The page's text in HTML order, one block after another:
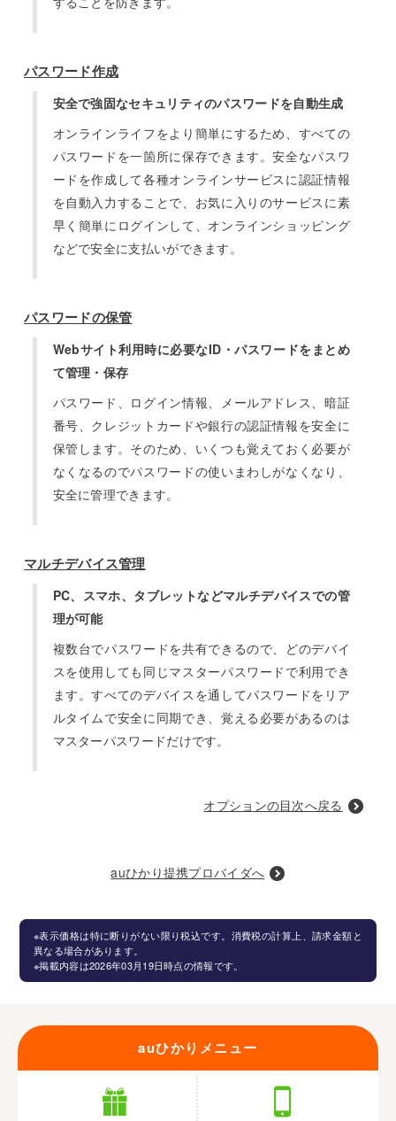
パスワード作成
安全で強固なセキュリティのパスワードを自動生成
オンラインライフをより簡単にするため、すべての
パスワードを一箇所に保存できます。安全なパスワ
ードを作成して各種オンラインサービスに認証情報
を自動入力することで、お気に入りのサービスに素
早く簡単にログインして、オンラインショッピング
などで安全に支払いができます。
パスワードの保管
Webサイト利用時に必要なID・パスワードをまとめ
て管理・保存
パスワード、ログイン情報、メールアドレス、暗証
番号、クレジットカードや銀行の認証情報を安全に
保管します。そのため、いくつも覚えておく必要が
なくなるのでパスワードの使いまわしがなくなり、
安全に管理できます。
マルチデバイス管理
PC、スマホ、タブレットなどマルチデバイスでの管
理が可能
複数台でパスワードを共有できるので、どのデバイ
スを使用しても同じマスターパスワードで利用でき
ます。すべてのデバイスを通してパスワードをリア
ルタイムで安全に同期でき、覚える必要があるのは
マスターパスワードだけです。
オプションの目次へ戻る
auひかり提携プロバイダへ
※表示価格は特に断りがない限り税込です。消費税の計算上、請求金額と
異なる場合があります。
※掲載内容は2026年03月19日時点の情報です。
auひかりメニュー